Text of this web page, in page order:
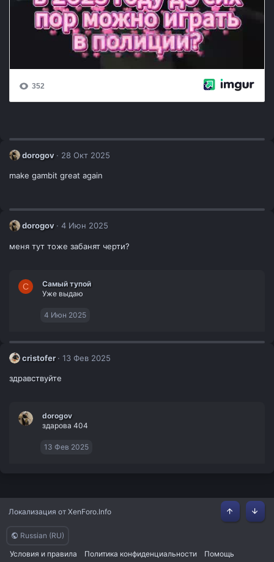
dorogov 28 Окт 2025
make gambit great again
dorogov 4 Июн 2025
меня тут тоже забанят черти?
С
Самый тупой
Уже выдаю
4 Июн 2025
cristofer 13 Фев 2025
здравствуйте
dorogov
здарова 404
13 Фев 2025
Russian (RU)
Условия и правила
Политика конфиденциальности Помощь
Локализация от XenForo.Info
Сверху